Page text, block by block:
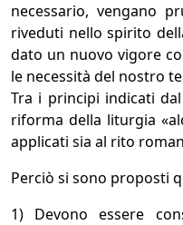
necessario, vengano
riveduti nello spirito
dato un nuovo vigore
le necessità del nostro
Tra i principi indicati
riforma della liturgia
applicati sia al rito
Perciò si sono proposti
1) Devono essere